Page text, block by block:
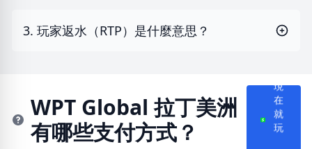
3. 玩家返水（RTP）是什麼意思？
WPT Global 拉丁美洲
有哪些支付方式？
現
在
就
玩